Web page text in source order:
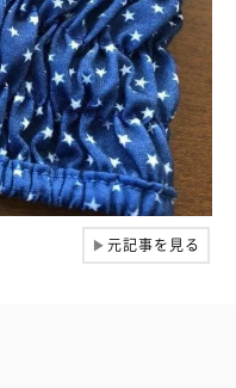
▶元記事を見る